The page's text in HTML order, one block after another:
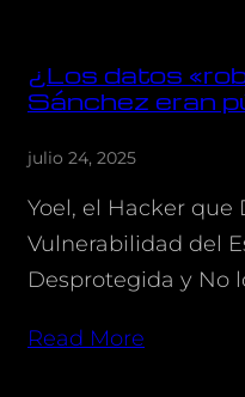
¿Los datos
Sánchez eran
julio 24, 2025
Yoel, el Hacker que
Vulnerabilidad del
Desprotegida y No
Read More